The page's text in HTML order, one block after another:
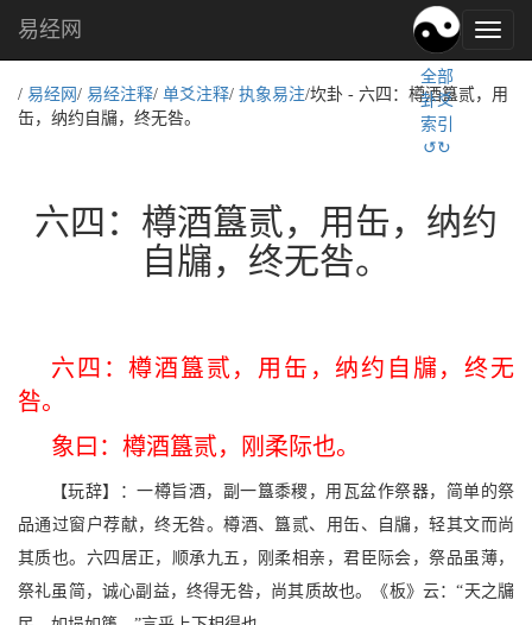
易
经
化,
易经网
全部
卦爻
索引
↺↻
/ 易经网 / 易经注释/ 单爻注释/ 执象易注/坎卦 - 六四：樽酒簋贰，用
缶，纳约自牖，终无咎。
六四：樽酒簋贰，用缶，纳约
自牖，终无咎。
六四：樽酒簋贰，用缶，纳约自牖，终无
咎。
象曰：樽酒簋贰，刚柔际也。
【玩辞】：一樽旨酒，副一簋黍稷，用瓦盆作祭器，简单的祭
品通过窗户荐献，终无咎。樽酒、簋贰、用缶、自牖，轻其文而尚
其质也。六四居正，顺承九五，刚柔相亲，君臣际会，祭品虽薄，
祭礼虽简，诚心副益，终得无咎，尚其质故也。《板》云：“天之牖